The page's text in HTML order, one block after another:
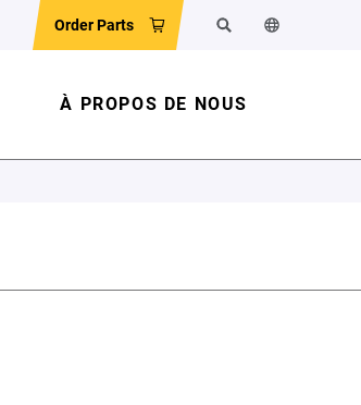
Order Parts RechercherChanger la
À PROPOS DE NOUS